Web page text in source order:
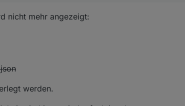
nicht mehr angezeigt:
werden.